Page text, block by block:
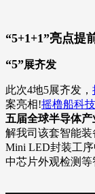
“5+1+1”亮点提
“5”展齐发
此次4地5展齐发，
案亮相!摇橹船科技
五届全球半导体
解我司该套智能装
Mini LED封装工
中芯片外观检测等